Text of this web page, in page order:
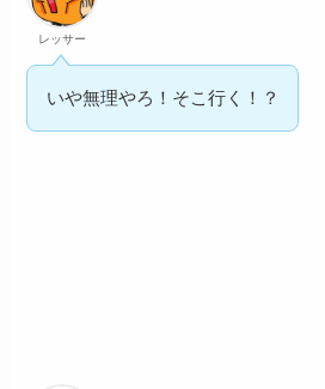
レッサー
いや無理やろ！そこ行く！？